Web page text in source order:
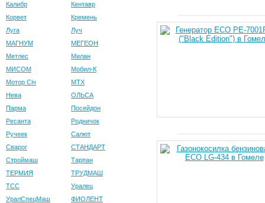
Калибр
Кентавр
Корвет
Кремень
Луга
Луч
МАГНУМ
МЕГЕОН
Метлес
Милан
МИСОМ
Мобил-К
Мотор Сiч
МТХ
Нева
ОЛЬСА
Парма
Посейдон
Ресанта
Родничок
Ручеек
Салют
Сварог
СТАНДАРТ
Строймаш
Тарпан
ТЕРМИЯ
ТРУДМАШ
ТСС
Уралец
УралСпецМаш
ФИОЛЕНТ